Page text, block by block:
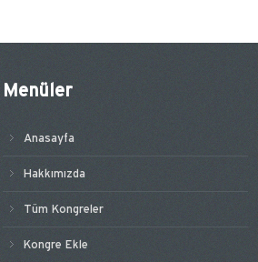
Menüler
Anasayfa
Hakkımızda
Tüm Kongreler
Kongre Ekle